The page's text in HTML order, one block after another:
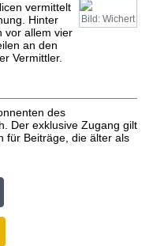
Bild: Wichert
vermittelt
Hinter
vor allem vier
an den
Vermittler.
des
Der exklusive Zugang gilt
für Beiträge, die älter als